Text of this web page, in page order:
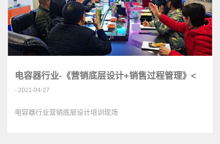
电容器行业-《营销底层设计+销售过程管理》<
- 2021-04-27
电容器行业营销底层设计培训现场